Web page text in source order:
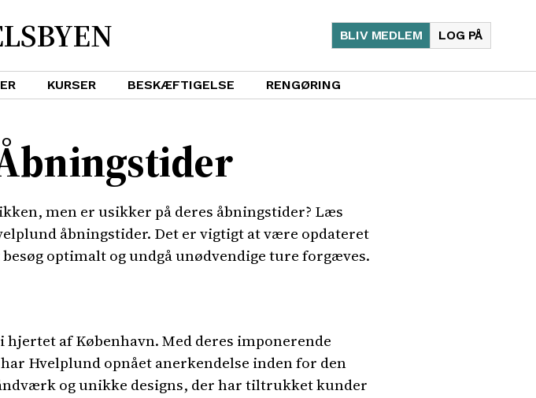
LOG PÅ
BLIV MEDLEM
KURSER BESKÆFTIGELSE RENGØRING
men er usikker på deres åbningstider? Læs
åbningstider. Det er vigtigt at være opdateret
optimalt og undgå unødvendige ture forgæves.
af København. Med deres imponerende
Hvelplund opnået anerkendelse inden for den
og unikke designs, der har tiltrukket kunder